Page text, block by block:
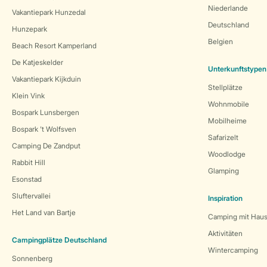
Vakantiepark Hunzedal
Hunzepark
Beach Resort Kamperland
De Katjeskelder
Vakantiepark Kijkduin
Klein Vink
Bospark Lunsbergen
Bospark 't Wolfsven
Camping De Zandput
Rabbit Hill
Esonstad
Sluftervallei
Het Land van Bartje
Campingplätze Deutschland
Sonnenberg
Niederlande
Deutschland
Belgien
Unterkunftstypen
Stellplätze
Wohnmobile
Mobilheime
Safarizelt
Woodlodge
Glamping
Inspiration
Camping mit
Aktivitäten
Wintercamping